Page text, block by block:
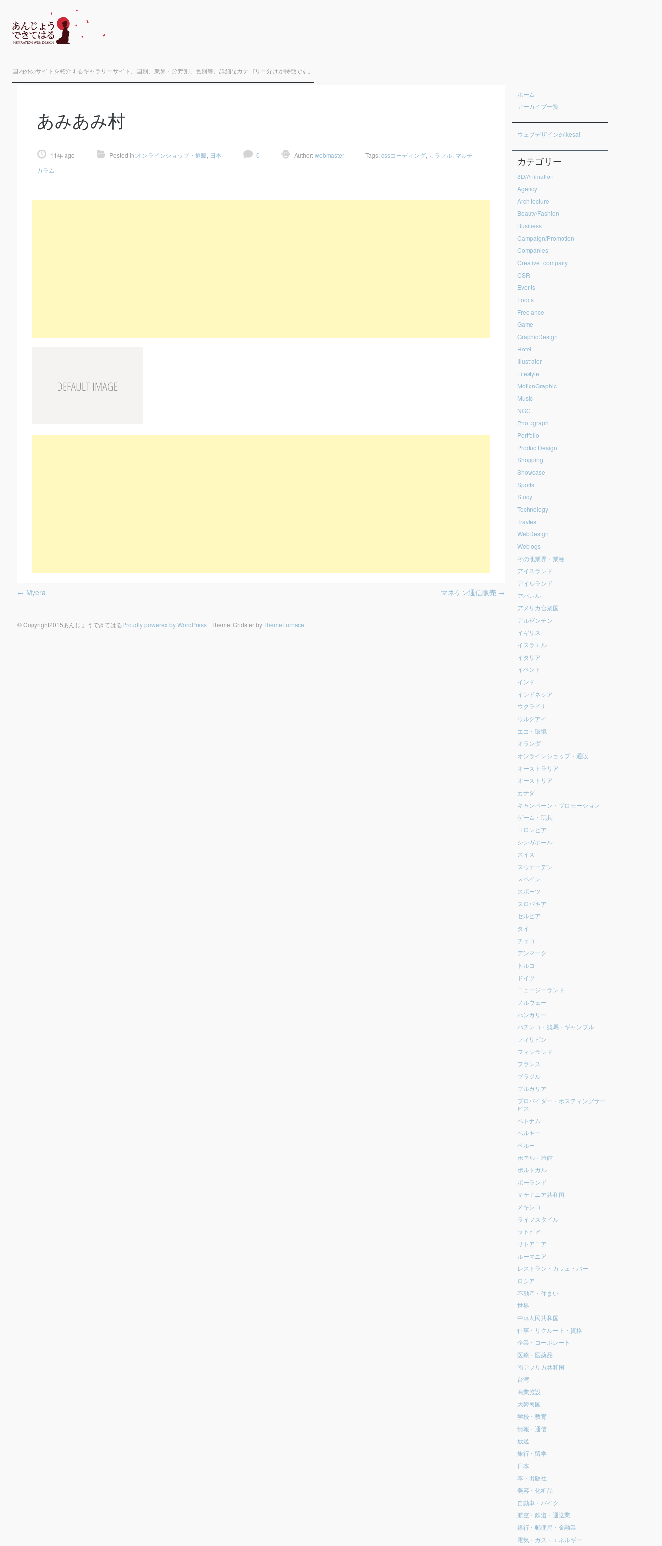
国内外のサイトを紹介するギャラリーサイト。国別、業界・分野別、色別等、詳細なカテゴリー分けが特徴です。
ホーム
アーカイブ一覧
ウェブデザインのikesai
カテゴリー
3D/Animation
Agency
Architecture
Beauty/Fashion
Business
Campaign/Promotion
Companies
Creative_company
CSR
Events
Foods
Freelance
Game
GraphicDesign
Hotel
Illustrator
Lifestyle
MotionGraphic
Music
NGO
Photograph
Portfolio
ProductDesign
Shopping
Showcase
Sports
Study
Technology
Travles
WebDesign
Weblogs
その他業界・業種
アイスランド
アイルランド
アパレル
アメリカ合衆国
アルゼンチン
イギリス
イスラエル
イタリア
イベント
インド
インドネシア
ウクライナ
ウルグアイ
エコ・環境
オランダ
オンラインショップ・通販
オーストラリア
オーストリア
カナダ
キャンペーン・プロモーション
ゲーム・玩具
コロンビア
シンガポール
スイス
スウェーデン
スペイン
スポーツ
スロバキア
セルビア
タイ
チェコ
デンマーク
トルコ
ドイツ
ニュージーランド
ノルウェー
ハンガリー
パチンコ・競馬・ギャンブル
フィリピン
フィンランド
フランス
ブラジル
ブルガリア
プロバイダー・ホスティングサー
ビス
ベトナム
ベルギー
ペルー
ホテル・旅館
ポルトガル
ポーランド
マケドニア共和国
メキシコ
ライフスタイル
ラトビア
リトアニア
ルーマニア
レストラン・カフェ・バー
ロシア
不動産・住まい
世界
中華人民共和国
仕事・リクルート・資格
企業・コーポレート
医療・医薬品
南アフリカ共和国
台湾
商業施設
大韓民国
学校・教育
情報・通信
放送
旅行・留学
日本
本・出版社
美容・化粧品
自動車・バイク
航空・鉄道・運送業
銀行・郵便局・金融業
電気・ガス・エネルギー
あみあみ村
11年 ago Posted in:オンラインショップ・通販 日本 0 Author:webmaster Tags:cssコーディング カラフル マルチ
カラム
← Myera マネケン通信販売 →
© Copyright2015あんじょうできてはるProudly powered by WordPress | Theme: Gridster byThemeFurnace